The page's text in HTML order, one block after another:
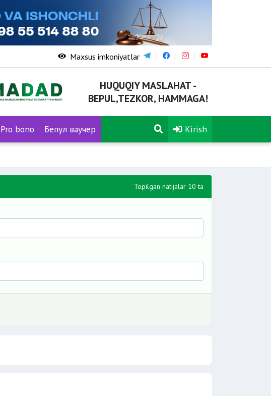
Maxsus imkoniyatlar
HUQUQIY MASLAHAT -
BEPUL,TEZKOR, HAMMAGA!
Pro bono Бепул ваучер Kirish
Topilgan natijalar 10 ta